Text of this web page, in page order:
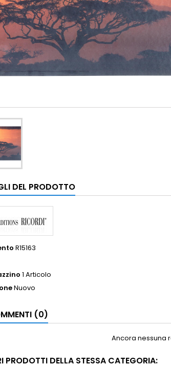
DEL PRODOTTO
R15163
1 Articolo
Nuovo
(0)
Ancora nessuna
PRODOTTI DELLA STESSA CATEGORIA: